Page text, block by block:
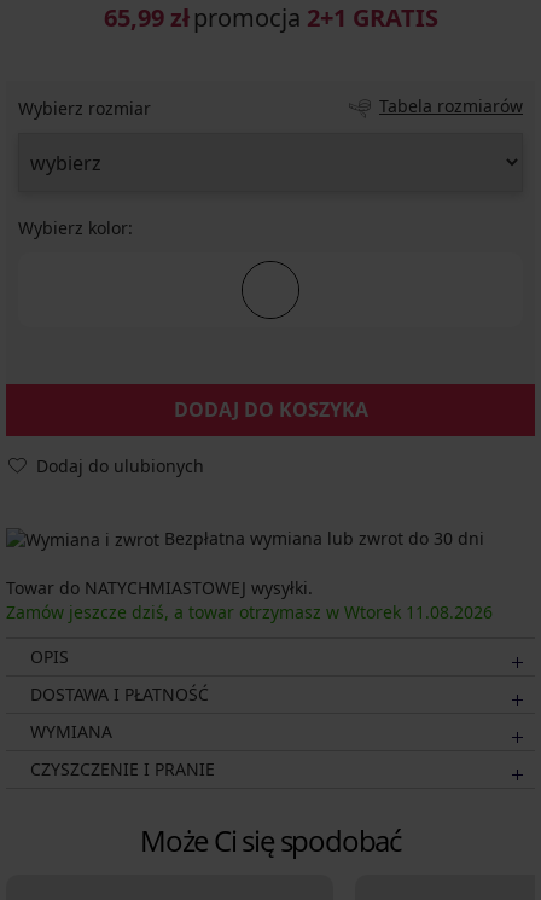
65,99 zł promocja 2+1 GRATIS
Wybierz rozmiar Tabela rozmiarów
Wybierz kolor:
DODAJ DO KOSZYKA
Dodaj do ulubionych
Bezpłatna wymiana lub zwrot do 30 dni
Towar do NATYCHMIASTOWEJ wysyłki.
Zamów jeszcze dziś, a towar otrzymasz w Wtorek 11.08.2026
OPIS
DOSTAWA I PŁATNOŚĆ
WYMIANA
CZYSZCZENIE I PRANIE
Może Ci się spodobać